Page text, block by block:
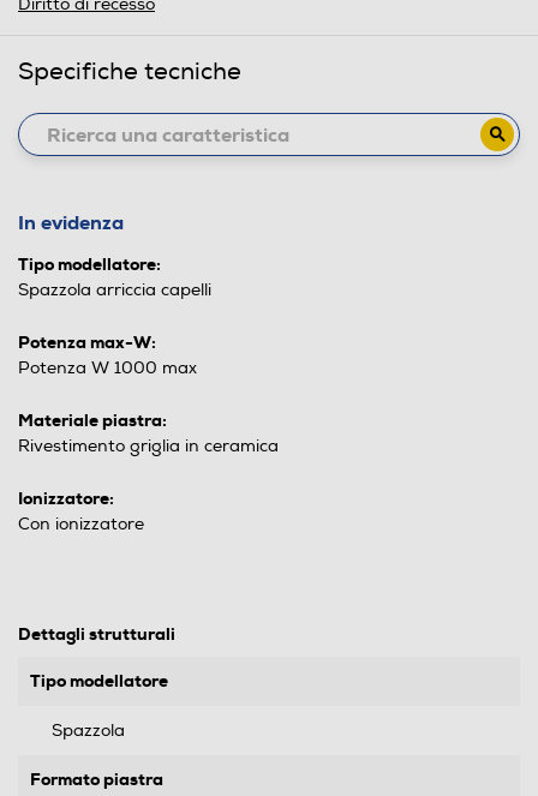
Diritto di recesso
Specifiche tecniche
In evidenza
Tipo modellatore:
Spazzola arriccia capelli
Potenza max-W:
Potenza W 1000 max
Materiale piastra:
Rivestimento griglia in ceramica
Ionizzatore:
Con ionizzatore
Dettagli strutturali
Tipo modellatore
Spazzola
Formato piastra